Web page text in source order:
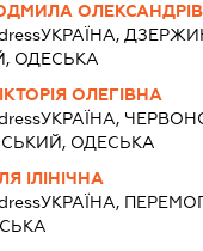
УКРАЇНА,
ОДЕСЬКА
ОЛЕГІВНА
УКРАЇНА,
ОДЕСЬКА
ІЛІНІЧНА
УКРАЇНА,